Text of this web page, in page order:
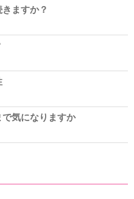
ますか？
気になりますか